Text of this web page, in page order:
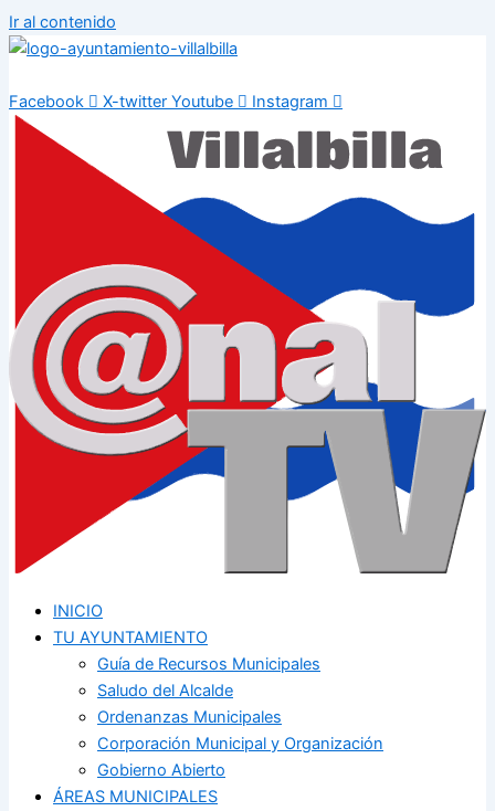
Ir al contenido
Facebook X-twitter Youtube Instagram
INICIO
TU AYUNTAMIENTO
Guía de Recursos Municipales
Saludo del Alcalde
Ordenanzas Municipales
Corporación Municipal y Organización
Gobierno Abierto
ÁREAS MUNICIPALES